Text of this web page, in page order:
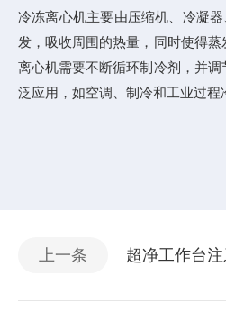
冷冻离心机主要由压缩机、冷凝
发，吸收周围的热量，同时使得
离心机需要不断循环制冷剂，并
泛应用，如空调、制冷和工业过程
上一条 超净工作台